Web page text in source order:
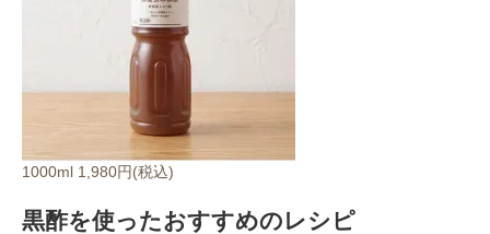
1000ml 1,980円(税込)
黒酢を使ったおすすめのレシピ